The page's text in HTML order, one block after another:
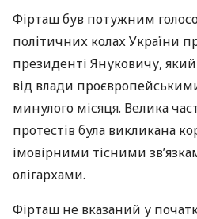
Фірташ був потужним
політичних колах України
президенті Януковичу,
від влади
минулого місяця. Велика
протестів була викликана
імовірними тісними
олігархами.
Фірташ не вказаний у